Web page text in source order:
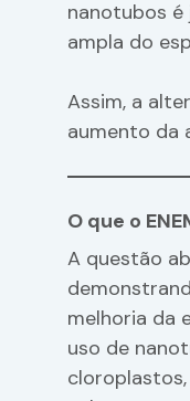
nanotubos
ampla do
Assim, a
aumento da
O que o
A questão
melhoria da
uso de